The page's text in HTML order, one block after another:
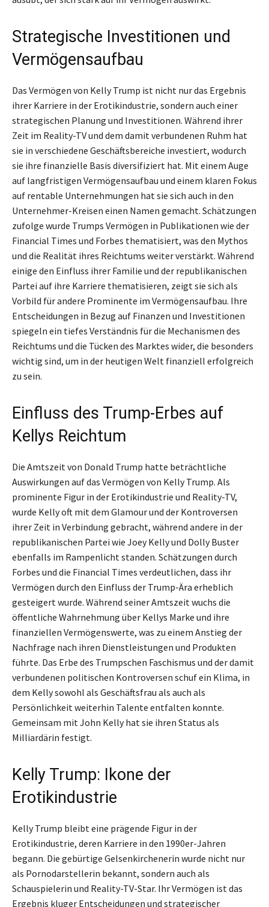
Strategische Investitionen und
Vermögensaufbau
Das Vermögen von Kelly Trump ist nicht nur das Ergebnis
ihrer Karriere in der Erotikindustrie, sondern auch einer
strategischen Planung und Investitionen. Während ihrer
Zeit im Reality-TV und dem damit verbundenen Ruhm hat
sie in verschiedene Geschäftsbereiche investiert, wodurch
sie ihre finanzielle Basis diversifiziert hat. Mit einem Auge
auf langfristigen Vermögensaufbau und einem klaren Fokus
auf rentable Unternehmungen hat sie sich auch in den
Unternehmer-Kreisen einen Namen gemacht. Schätzungen
zufolge wurde Trumps Vermögen in Publikationen wie der
Financial Times und Forbes thematisiert, was den Mythos
und die Realität ihres Reichtums weiter verstärkt. Während
einige den Einfluss ihrer Familie und der republikanischen
Partei auf ihre Karriere thematisieren, zeigt sie sich als
Vorbild für andere Prominente im Vermögensaufbau. Ihre
Entscheidungen in Bezug auf Finanzen und Investitionen
spiegeln ein tiefes Verständnis für die Mechanismen des
Reichtums und die Tücken des Marktes wider, die besonders
wichtig sind, um in der heutigen Welt finanziell erfolgreich
zu sein.
Einfluss des Trump-Erbes auf
Kellys Reichtum
Die Amtszeit von Donald Trump hatte beträchtliche
Auswirkungen auf das Vermögen von Kelly Trump. Als
prominente Figur in der Erotikindustrie und Reality-TV,
wurde Kelly oft mit dem Glamour und der Kontroversen
ihrer Zeit in Verbindung gebracht, während andere in der
republikanischen Partei wie Joey Kelly und Dolly Buster
ebenfalls im Rampenlicht standen. Schätzungen durch
Forbes und die Financial Times verdeutlichen, dass ihr
Vermögen durch den Einfluss der Trump-Ära erheblich
gesteigert wurde. Während seiner Amtszeit wuchs die
öffentliche Wahrnehmung über Kellys Marke und ihre
finanziellen Vermögenswerte, was zu einem Anstieg der
Nachfrage nach ihren Dienstleistungen und Produkten
führte. Das Erbe des Trumpschen Faschismus und der damit
verbundenen politischen Kontroversen schuf ein Klima, in
dem Kelly sowohl als Geschäftsfrau als auch als
Persönlichkeit weiterhin Talente entfalten konnte.
Gemeinsam mit John Kelly hat sie ihren Status als
Milliardärin festigt.
Kelly Trump: Ikone der
Erotikindustrie
Kelly Trump bleibt eine prägende Figur in der
Erotikindustrie, deren Karriere in den 1990er-Jahren
begann. Die gebürtige Gelsenkirchenerin wurde nicht nur
als Pornodarstellerin bekannt, sondern auch als
Schauspielerin und Reality-TV-Star. Ihr Vermögen ist das
Ergebnis kluger Entscheidungen und strategischer